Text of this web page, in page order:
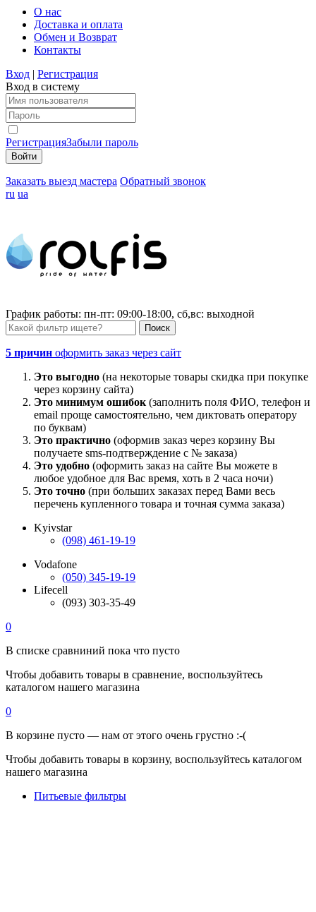
О нас
Доставка и оплата
Обмен и Возврат
Контакты
Вход | Регистрация
Вход в систему
РегистрацияЗабыли пароль
Заказать выезд мастера Обратный звонок
ru ua
График работы: пн-пт: 09:00-18:00, сб,вс: выходной
5 причин оформить заказ через сайт
Это выгодно (на некоторые товары скидка при покупке
через корзину сайта)
Это минимум ошибок (заполнить поля ФИО, телефон и
email проще самостоятельно, чем диктовать оператору
по буквам)
Это практично (оформив заказ через корзину Вы
получаете sms-подтверждение с № заказа)
Это удобно (оформить заказ на сайте Вы можете в
любое удобное для Вас время, хоть в 2 часа ночи)
Это точно (при больших заказах перед Вами весь
перечень купленного товара и точная сумма заказа)
Kyivstar
(098) 461-19-19
Vodafone
(050) 345-19-19
Lifecell
(093) 303-35-49
0
В списке сравниний пока что пусто
Чтобы добавить товары в сравнение, воспользуйтесь
каталогом нашего магазина
0
В корзине пусто — нам от этого очень грустно :-(
Чтобы добавить товары в корзину, воспользуйтесь каталогом
нашего магазина
Питьевые фильтры